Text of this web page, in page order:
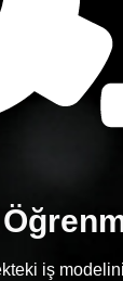
iş